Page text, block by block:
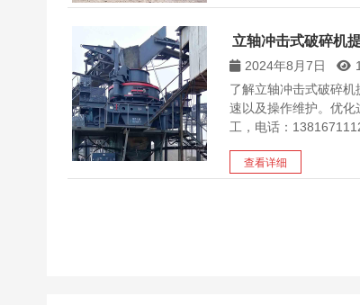
立轴冲击式破碎机
2024年8月7日
了解立轴冲击式破碎
速以及操作维护。优
工，电话：
查看详细